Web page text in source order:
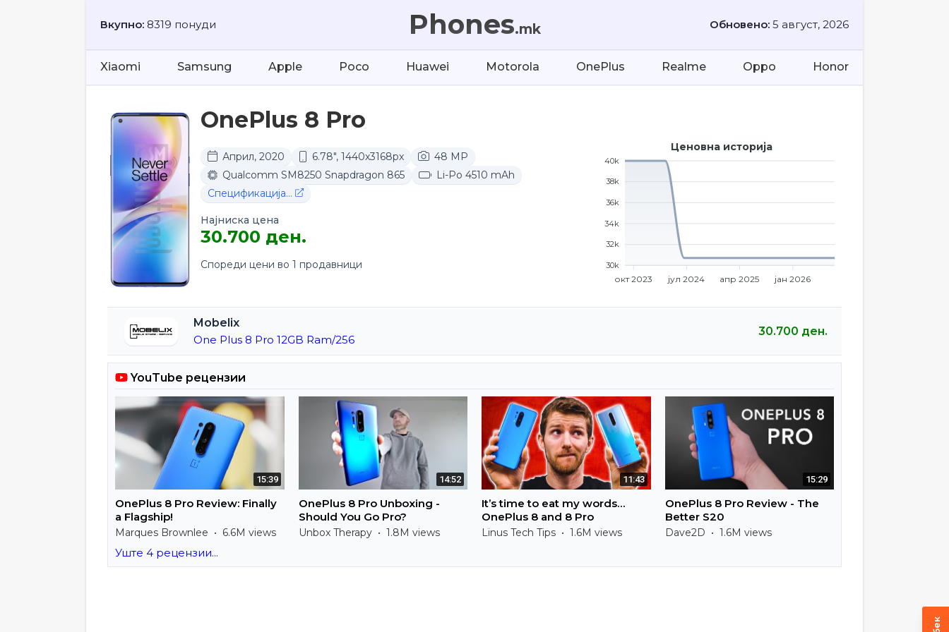
Вкупно: 8319 понуди Phones.mk Обновено: 5 август, 2026
Xiaomi Samsung Apple Poco Huawei Motorola OnePlus Realme Oppo Honor
OnePlus 8 Pro
Април, 2020 6.78", 1440x3168px
48 MP
Qualcomm SM8250 Snapdragon 865
Li-Po 4510 mAh
Спецификација...
Најниска цена
30.700 ден.
Спореди цени во 1 продавници
Ценовна историја
40k
38k
36k
34k
32k
30k
окт 2023 јул 2024 апр 2025 јан 2026
Mobelix
One Plus 8 Pro 12GB Ram/256
30.700 ден.
YouTube рецензии
15:39
OnePlus 8 Pro Review: Finally
a Flagship!
Marques Brownlee • 6.6M views
14:52
OnePlus 8 Pro Unboxing -
Should You Go Pro?
Unbox Therapy • 1.8M views
11:43
It’s time to eat my words…
OnePlus 8 and 8 Pro
Linus Tech Tips • 1.6M views
15:29
OnePlus 8 Pro Review - The
Better S20
Dave2D • 1.6M views
Уште 4 рецензии...